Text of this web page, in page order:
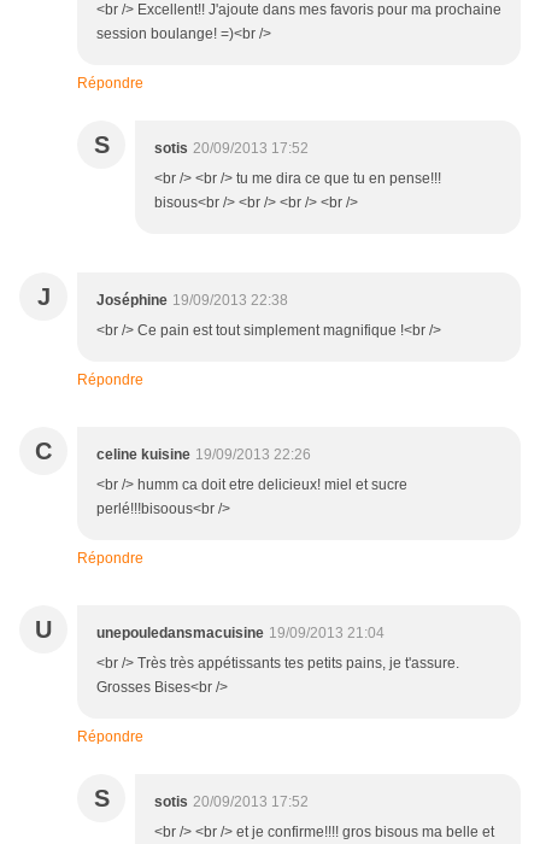
<br /> Excellent!! J'ajoute dans mes favoris pour ma prochaine
session boulange! =)<br />
Répondre
S sotis 20/09/2013 17:52
<br /> <br /> tu me dira ce que tu en pense!!!
bisous<br /> <br /> <br /> <br />
J Joséphine 19/09/2013 22:38
<br /> Ce pain est tout simplement magnifique !<br />
Répondre
C celine kuisine 19/09/2013 22:26
<br /> humm ca doit etre delicieux! miel et sucre
perlé!!!bisoous<br />
Répondre
U unepouledansmacuisine 19/09/2013 21:04
<br /> Très très appétissants tes petits pains, je t'assure.
Grosses Bises<br />
Répondre
S sotis 20/09/2013 17:52
<br /> <br /> et je confirme!!!! gros bisous ma belle et